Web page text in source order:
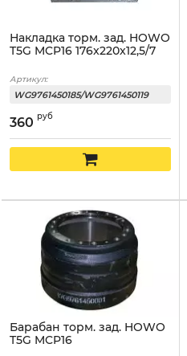
Накладка торм. зад. HOWO
T5G MCP16 176x220x12,5/7
Артикул:
WG9761450185/WG9761450119
360 руб
Барабан торм. зад. HOWO
T5G MCP16